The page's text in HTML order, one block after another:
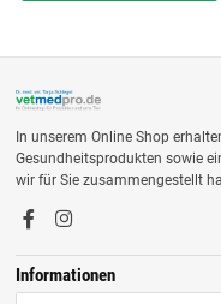
In unserem Online Shop
Gesundheitsprodukten sowie
wir für Sie zusammengestellt
Informationen